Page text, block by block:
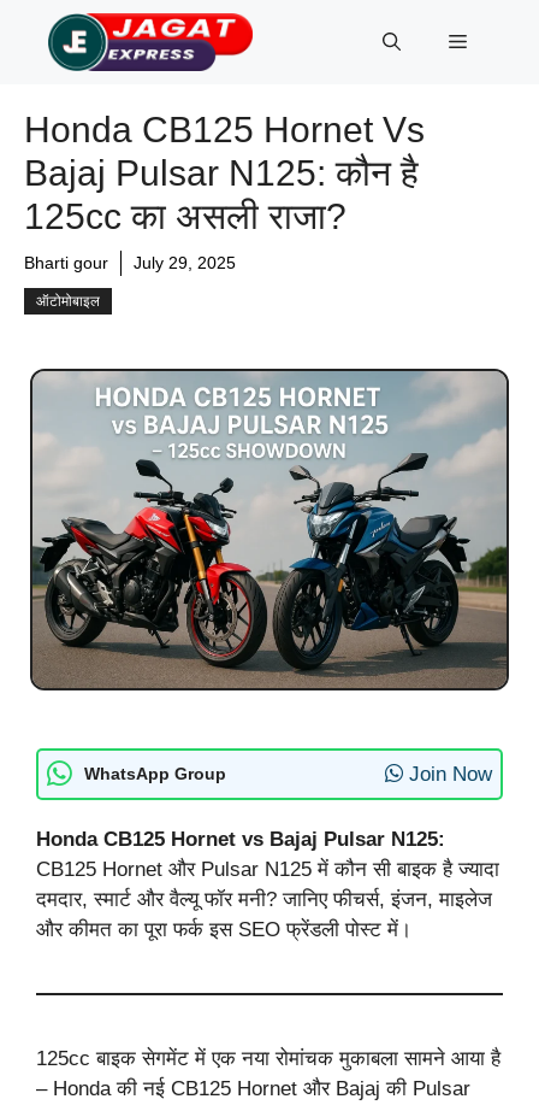
content
Menu
Honda CB125 Hornet Vs
Bajaj Pulsar N125: कौन है
125cc का असली राजा?
Bharti gour July 29, 2025
ऑटोमोबाइल
WhatsApp Group Join Now
Honda CB125 Hornet vs Bajaj Pulsar N125:
CB125 Hornet और Pulsar N125 में कौन सी बाइक है ज्यादा
दमदार, स्मार्ट और वैल्यू फॉर मनी? जानिए फीचर्स, इंजन, माइलेज
और कीमत का पूरा फर्क इस SEO फ्रेंडली पोस्ट में।
125cc बाइक सेगमेंट में एक नया रोमांचक मुकाबला सामने आया है
– Honda की नई CB125 Hornet और Bajaj की Pulsar